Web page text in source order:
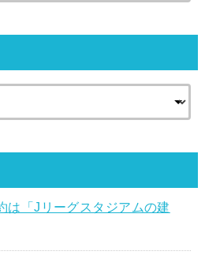
は「Jリーグスタジアムの建